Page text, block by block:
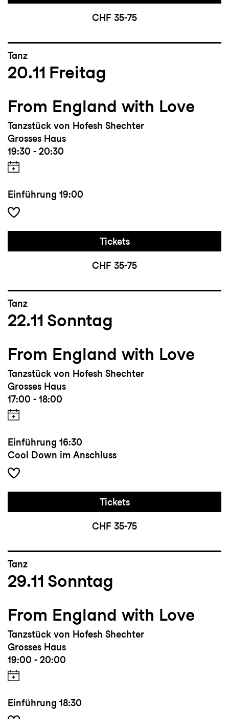
CHF 35-75
Tanz
20.11 Freitag
From England with Love
Tanzstück von Hofesh Shechter
Grosses Haus
19:30 - 20:30
Einführung 19:00
Tickets
CHF 35-75
Tanz
22.11 Sonntag
From England with Love
Tanzstück von Hofesh Shechter
Grosses Haus
17:00 - 18:00
Einführung 16:30
Cool Down im Anschluss
Tickets
CHF 35-75
Tanz
29.11 Sonntag
From England with Love
Tanzstück von Hofesh Shechter
Grosses Haus
19:00 - 20:00
Einführung 18:30